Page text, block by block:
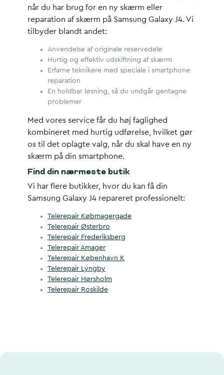
når du har brug for en ny skærm eller
reparation af skærm på Samsung Galaxy J4. Vi
tilbyder blandt andet:
Anvendelse af originale reservedele
Hurtig og effektiv udskiftning af skærm
Erfarne teknikere med speciale i smartphone
reparation
En holdbar løsning, så du undgår gentagne
problemer
Med vores service får du høj faglighed
kombineret med hurtig udførelse, hvilket gør
os til det oplagte valg, når du skal have en ny
skærm på din smartphone.
Find din nærmeste butik
Vi har flere butikker, hvor du kan få din
Samsung Galaxy J4 repareret professionelt:
Telerepair Købmagergade
Telerepair Østerbro
Telerepair Frederiksberg
Telerepair Amager
Telerepair København K
Telerepair Lyngby
Telerepair Hørsholm
Telerepair Roskilde